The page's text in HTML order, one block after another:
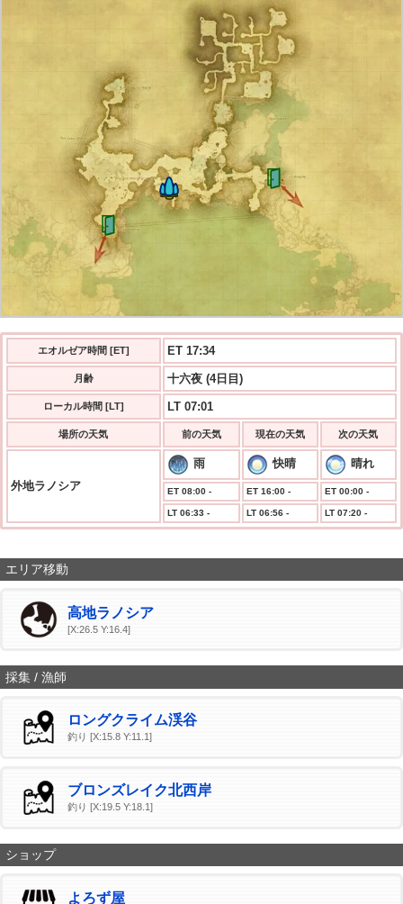
エオルゼア時間 [ET] ET 17:35
月齢 十六夜 (4日目)
ローカル時間 [LT] LT 07:01
場所の天気 前の天気 現在の天気 次の天気
外地ラノシア
雨 快晴 晴れ
ET 08:00 - ET 16:00 - ET 00:00 -
LT 06:33 - LT 06:56 - LT 07:20 -
エリア移動
高地ラノシア
[X:26.5 Y:16.4]
採集 / 漁師
ロングクライム渓谷
釣り [X:15.8 Y:11.1]
ブロンズレイク北西岸
釣り [X:19.5 Y:18.1]
ショップ
よろず屋